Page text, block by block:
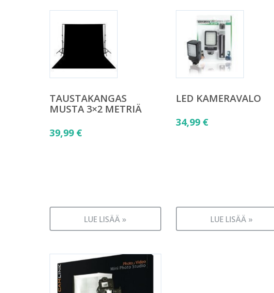
TAUSTAKANGAS
MUSTA 3×2 METRIÄ
39,99 €
LUE LISÄÄ »
LED KAMERAVALO
34,99 €
LUE LISÄÄ »